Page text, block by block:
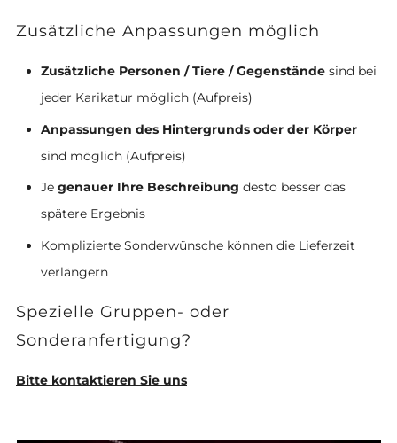
Zusätzliche Anpassungen möglich
Zusätzliche Personen / Tiere / Gegenstände sind bei
jeder Karikatur möglich (Aufpreis)
Anpassungen des Hintergrunds oder der Körper
sind möglich (Aufpreis)
Je genauer Ihre Beschreibung desto besser das
spätere Ergebnis
Komplizierte Sonderwünsche können die Lieferzeit
verlängern
Spezielle Gruppen- oder
Sonderanfertigung?
Bitte kontaktieren Sie uns